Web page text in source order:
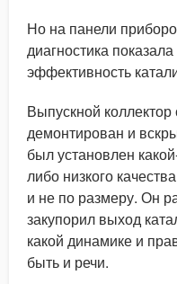
Но на панели
диагностика
эффективность
Выпускной
демонтирован и
был установлен
либо низкого
и не по размеру. Он
закупорил выход
какой динамике и
быть и речи.